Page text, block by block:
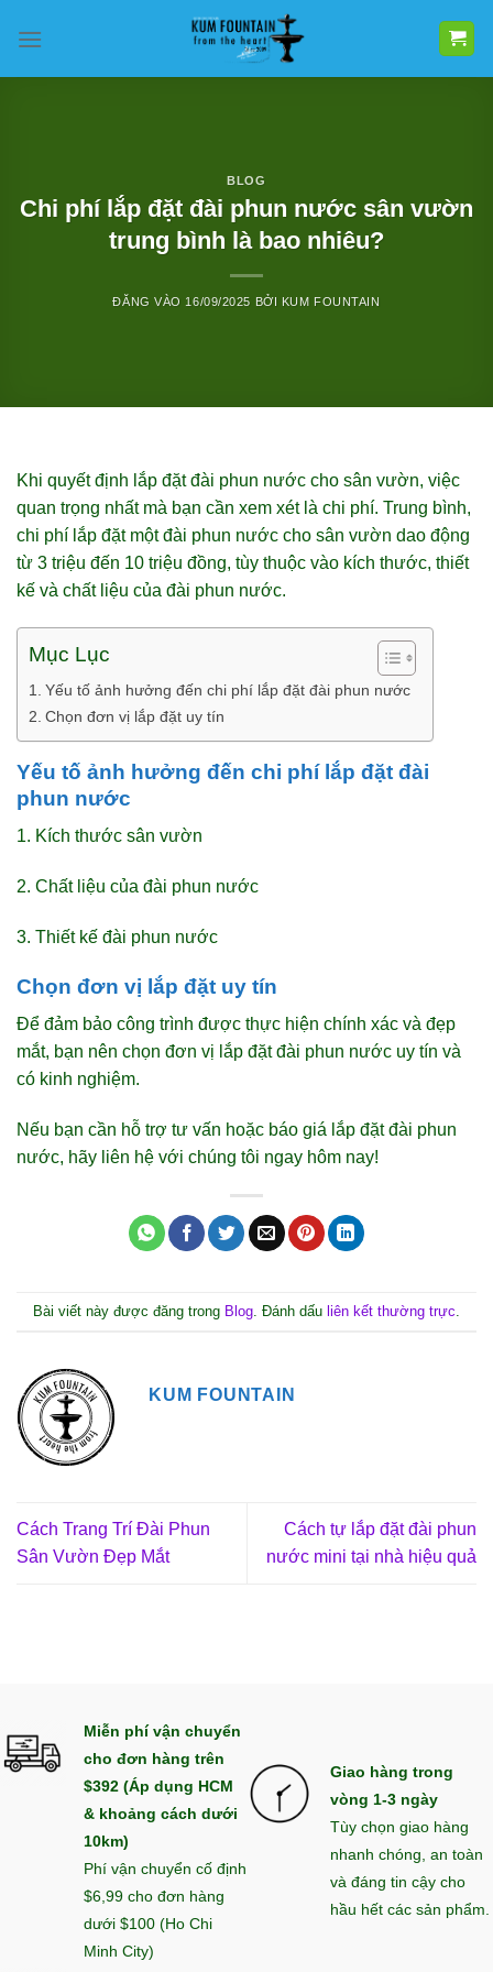
qua
BLOG
Chi phí lắp đặt đài phun nước sân vườn
trung bình là bao nhiêu?
ĐĂNG VÀO 16/09/2025 BỞI KUM FOUNTAIN
Khi quyết định lắp đặt đài phun nước cho sân vườn, việc
quan trọng nhất mà bạn cần xem xét là chi phí. Trung bình,
chi phí lắp đặt một đài phun nước cho sân vườn dao động
từ 3 triệu đến 10 triệu đồng, tùy thuộc vào kích thước, thiết
kế và chất liệu của đài phun nước.
Mục Lục
Yếu tố ảnh hưởng đến chi phí lắp đặt đài phun nước
Chọn đơn vị lắp đặt uy tín
Yếu tố ảnh hưởng đến chi phí lắp đặt đài
phun nước
1. Kích thước sân vườn
2. Chất liệu của đài phun nước
3. Thiết kế đài phun nước
Chọn đơn vị lắp đặt uy tín
Để đảm bảo công trình được thực hiện chính xác và đẹp
mắt, bạn nên chọn đơn vị lắp đặt đài phun nước uy tín và
có kinh nghiệm.
Nếu bạn cần hỗ trợ tư vấn hoặc báo giá lắp đặt đài phun
nước, hãy liên hệ với chúng tôi ngay hôm nay!
Bài viết này được đăng trong Blog . Đánh dấu liên kết thường trực
KUM FOUNTAIN
Cách Trang Trí Đài Phun
Sân Vườn Đẹp Mắt
Cách tự lắp đặt đài phun
nước mini tại nhà hiệu quả
Miễn phí vận chuyển
cho đơn hàng trên
$392 (Áp dụng HCM
& khoảng cách dưới
10km)
Phí vận chuyển cố định
$6,99 cho đơn hàng
dưới $100 (Ho Chi
Minh City)
Giao hàng trong
vòng 1-3 ngày
Tùy chọn giao hàng
nhanh chóng, an toàn
và đáng tin cậy cho
hầu hết các sản phẩm.